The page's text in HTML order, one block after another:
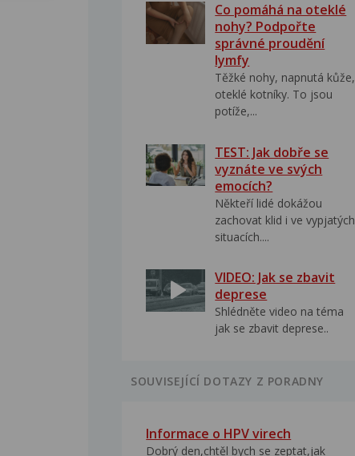
Co pomáhá na oteklé
nohy? Podpořte
správné proudění
lymfy
Těžké nohy, napnutá kůže,
oteklé kotníky. To jsou
potíže,...
TEST: Jak dobře se
vyznáte ve svých
emocích?
Někteří lidé dokážou
zachovat klid i ve vypjatých
situacích....
VIDEO: Jak se zbavit
deprese
Shlédněte video na téma
jak se zbavit deprese..
SOUVISEJÍCÍ DOTAZY Z PORADNY
Informace o HPV virech
Dobrý den,chtěl bych se zeptat,jak